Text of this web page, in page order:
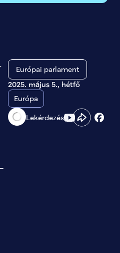
Európai parlament
2025. május 5., hétfő
Európa
Lekérdezés